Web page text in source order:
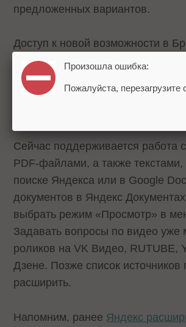
предложенных вариантов.
Доступ к новой возможности в
постепенно появляется у тех, кто
записывался в лист ожидания. В
время она станет доступна всем
Сейчас поддерживается работа с
PDF‑файлами, а также
поиске Яндекса или в Google
документов в Яндекс Документах
выбрать режим «Просмотр» в
Задавать вопросы по видео уже
роликов на VK Видео, RUTUBE,
Дзене. Позже список источников
расширить.
Напомним, ранее Яндекс
Произошла ошибка:
Пожалуйста, перезагрузите